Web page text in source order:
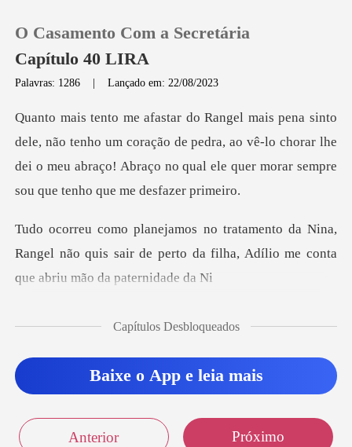
0
Sair
O Casamento Com a Secretária
Capítulo 40 LIRA
Palavras: 1286 |Lançado em: 22/08/2023
ho um coração de pedra, ao vê-lo chorar lhe
dei o meu abraço! Abraço
ina,
Rangel não quis sair de perto da filha, Ad
Capítulos Desbloqueados
Baixe o App e leia mais
Anterior Próximo